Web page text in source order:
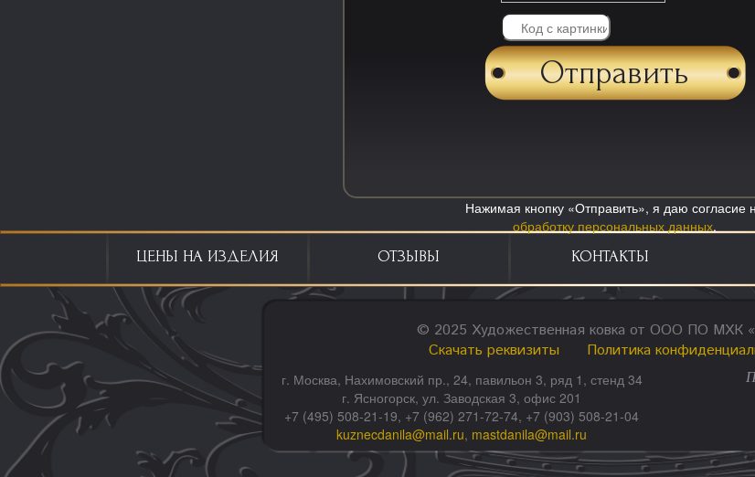
Нажимая кнопку «Отправить», я даю согласие
обработку персональных данных.
ЦЕНЫ НА ИЗДЕЛИЯ ОТЗЫВЫ КОНТАКТЫ
© 2025 Художественная ковка от ООО ПО МХК
Скачать реквизиты
Политика
г. Москва, Нахимовский пр., 24, павильон 3, ряд 1, стенд 34
г. Ясногорск, ул. Заводская 3, офис 201
+7 (495) 508-21-19, +7 (962) 271-72-74, +7 (903) 508-21-04
kuznecdanila@mail.ru, mastdanila@mail.ru